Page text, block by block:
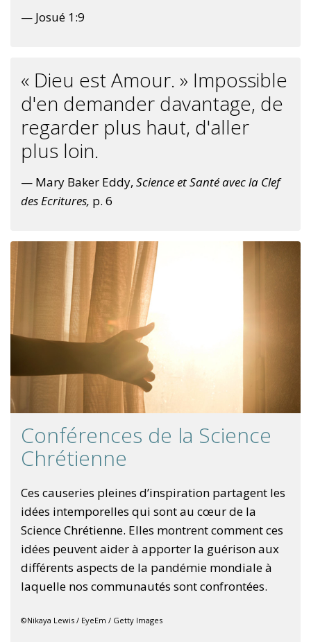
— Josué 1:9
« Dieu est Amour. » Impossible
d'en demander davantage, de
regarder plus haut, d'aller
plus loin.
— Mary Baker Eddy, Science et Santé avec la Clef
des Ecritures, p. 6
Conférences de la Science
Chrétienne
Ces causeries pleines d’inspiration partagent les
idées intemporelles qui sont au cœur de la
Science Chrétienne. Elles montrent comment ces
idées peuvent aider à apporter la guérison aux
différents aspects de la pandémie mondiale à
laquelle nos communautés sont confrontées.
©Nikaya Lewis / EyeEm / Getty Images